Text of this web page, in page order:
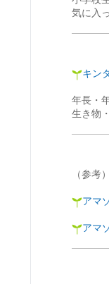
気に入
キン
年長・
生き物
（参考）
アマ
アマ